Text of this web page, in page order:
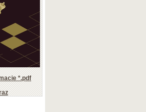
*.pdf